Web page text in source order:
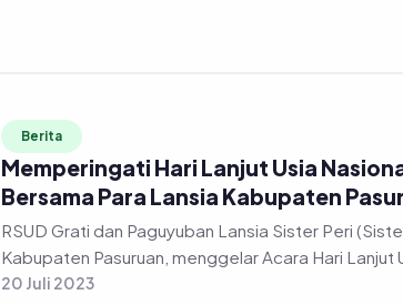
Berita
Memperingati Hari Lanjut Usia
Bersama Para Lansia Kabupaten
RSUD Grati dan Paguyuban Lansia Sister Peri
Kabupaten Pasuruan, menggelar Acara Hari Lanjut
20 Juli 2023